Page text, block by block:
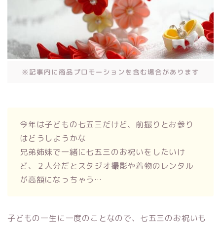
※記事内に商品プロモーションを含む場合があります
今年は子どもの七五三だけど、前撮りとお参り
はどうしようかな
兄弟姉妹で一緒に七五三のお祝いをしたいけ
ど、２人分だとスタジオ撮影や着物のレンタル
が高額になっちゃう…
子どもの一生に一度のことなので、七五三のお祝いも